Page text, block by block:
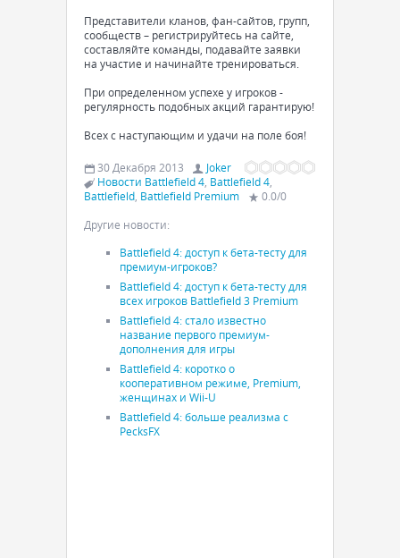
Представители кланов, фан-сайтов, групп,
сообществ – регистрируйтесь на сайте,
составляйте команды, подавайте заявки
на участие и начинайте тренироваться.
При определенном успехе у игроков -
регулярность подобных акций гарантирую!
Всех с наступающим и удачи на поле боя!
30 Декабря 2013
Joker
Новости Battlefield 4 Battlefield 4
Battlefield Battlefield Premium 0.0/0
Другие новости:
Battlefield 4: доступ к бета-тесту для
премиум-игроков?
Battlefield 4: доступ к бета-тесту для
всех игроков Battlefield 3 Premium
Battlefield 4: стало известно
название первого премиум-
дополнения для игры
Battlefield 4: коротко о
кооперативном режиме, Premium,
женщинах и Wii-U
Battlefield 4: больше реализма с
PecksFX